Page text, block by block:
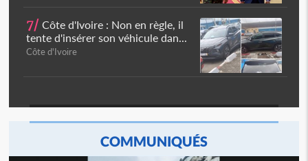
7/ Côte d'Ivoire : Non en règle, il
tente d'insérer son véhicule dan...
Côte d'Ivoire
COMMUNIQUÉS